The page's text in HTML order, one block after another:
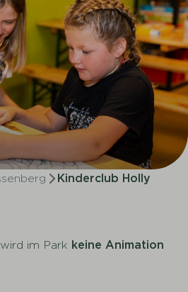
Kinderclub Holly
im Park keine Animation